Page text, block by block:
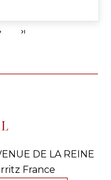
DE LA REINE
France